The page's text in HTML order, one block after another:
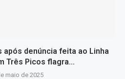
após denúncia feita ao Linha
Três Picos flagra...
maio de 2025